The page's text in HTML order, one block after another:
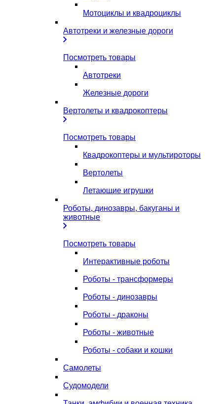
Мотоциклы и квадроциклы
Автотреки и железные дороги
Посмотреть товары
Автотреки
Железные дороги
Вертолеты и квадрокоптеры
Посмотреть товары
Квадрокоптеры и мультироторы
Вертолеты
Летающие игрушки
Роботы, динозавры, бакуганы и
животные
Посмотреть товары
Интерактивные роботы
Роботы - трансформеры
Роботы - динозавры
Роботы - драконы
Роботы - животные
Роботы - собаки и кошки
Самолеты
Судомодели